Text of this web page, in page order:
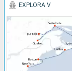
EXPLORA V